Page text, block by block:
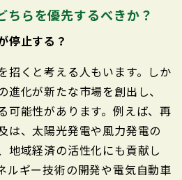
ちらを優先するべきか？
停止する？
招くと考える人もいます。しか
進化が新たな市場を創出し、
可能性があります。例えば、再
は、太陽光発電や風力発電の
地域経済の活性化にも貢献し
ルギー技術の開発や電気自動車